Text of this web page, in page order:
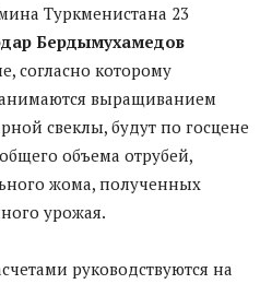
Туркменистана 23
Бердымухамедов
согласно которому
выращиванием
свеклы, будут по госцене
объема отрубей,
жома, полученных
урожая.
руководствуются на